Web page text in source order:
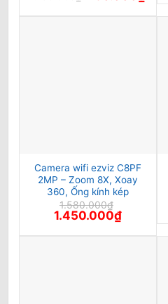
gốc
là:
hiện
tại
Camera wifi ezviz C8PF
2MP – Zoom 8X, Xoay
360, Ống kính kép
1.580.000₫
Giá
gốc
là:
1.450.000₫Giá
tại